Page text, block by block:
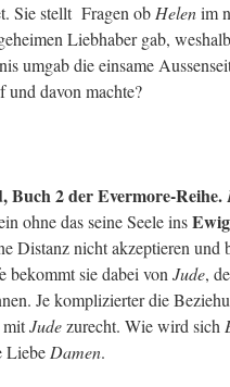
Sie stellt Fragen ob Helenim
Liebhaber gab,
umgab die einsame
und davon machte?
Buch 2 der Evermore-Reihe.
ohne das seine Seele ins
Distanz nicht akzeptieren und
bekommt sie dabei von Jude,
Je komplizierter die
mitJudezurecht. Wie wird sich
Liebe Damen.